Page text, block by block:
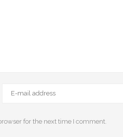
for the next time I comment.